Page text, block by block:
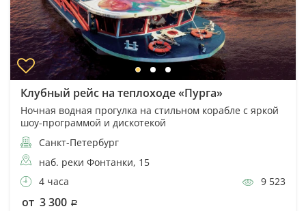
Клубный рейс на теплоходе «Пурга»
Ночная водная прогулка на стильном корабле с яркой
шоу-программой и дискотекой
Санкт-Петербург
наб. реки Фонтанки, 15
4 часа
9 523
от 3 300